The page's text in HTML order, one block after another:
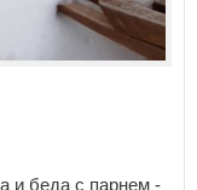
и беда с парнем -